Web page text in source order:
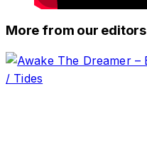
More from our editors